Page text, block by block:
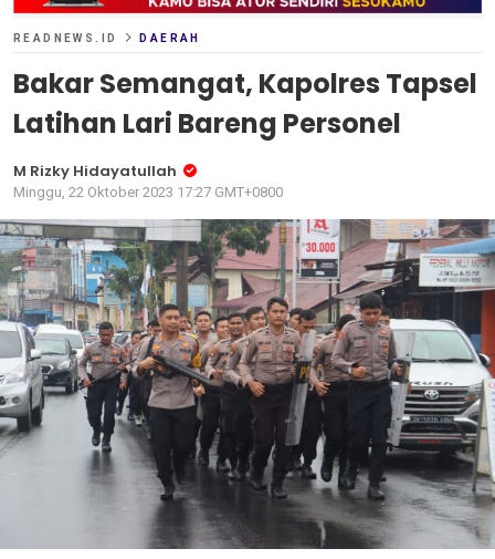
READNEWS.ID DAERAH
Bakar Semangat, Kapolres Tapsel
Latihan Lari Bareng Personel
M Rizky Hidayatullah
Minggu, 22 Oktober 2023 17:27 GMT+0800